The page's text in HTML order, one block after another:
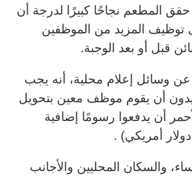
المطعم نجاحًا كبيرًا لدرجة أن
توظيف المزيد من الموظفين
قبل أو بعد الوجبة.
وسائل إعلام محلية، أنه يجب
أن يقوم موظف معين بتحويل
أن يدفعوا رسومًا إضافية
والسكان المحليين والأجانب